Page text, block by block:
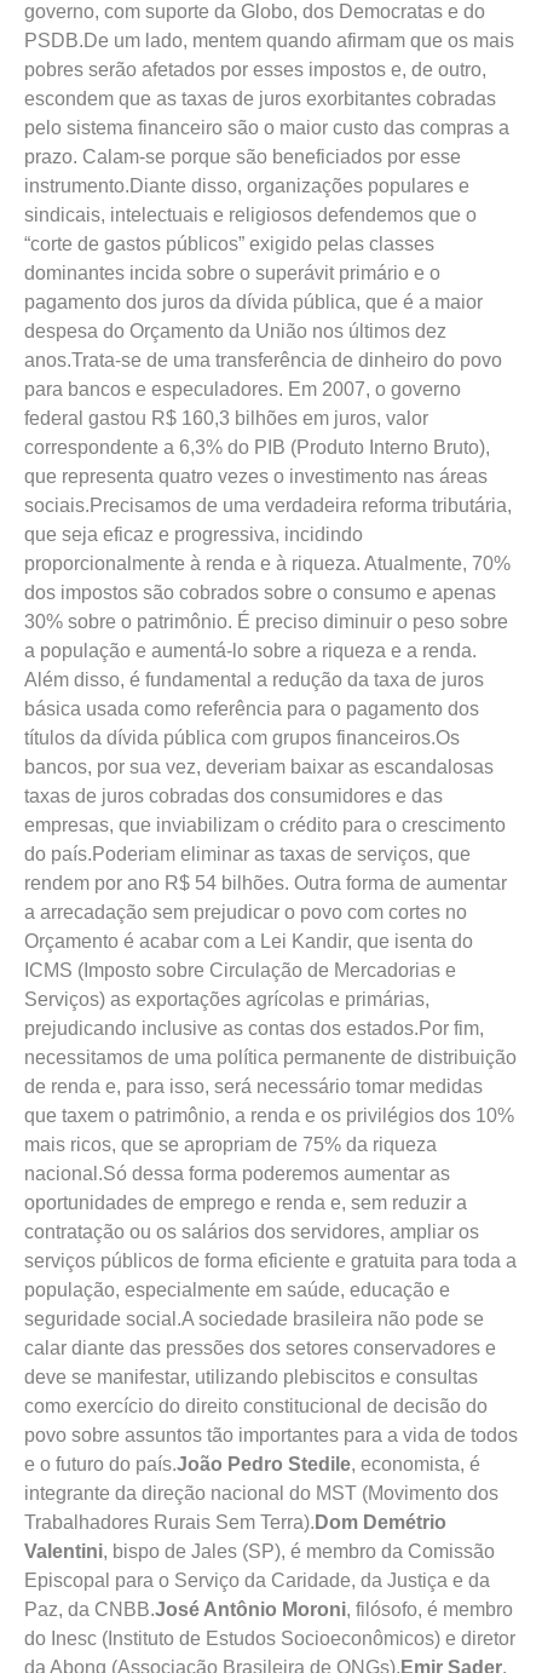
governo, com suporte da Globo, dos Democratas e do
PSDB.De um lado, mentem quando afirmam que os mais
pobres serão afetados por esses impostos e, de outro,
escondem que as taxas de juros exorbitantes cobradas
pelo sistema financeiro são o maior custo das compras a
prazo. Calam-se porque são beneficiados por esse
instrumento.Diante disso, organizações populares e
sindicais, intelectuais e religiosos defendemos que o
“corte de gastos públicos” exigido pelas classes
dominantes incida sobre o superávit primário e o
pagamento dos juros da dívida pública, que é a maior
despesa do Orçamento da União nos últimos dez
anos.Trata-se de uma transferência de dinheiro do povo
para bancos e especuladores. Em 2007, o governo
federal gastou R$ 160,3 bilhões em juros, valor
correspondente a 6,3% do PIB (Produto Interno Bruto),
que representa quatro vezes o investimento nas áreas
sociais.Precisamos de uma verdadeira reforma tributária,
que seja eficaz e progressiva, incidindo
proporcionalmente à renda e à riqueza. Atualmente, 70%
dos impostos são cobrados sobre o consumo e apenas
30% sobre o patrimônio. É preciso diminuir o peso sobre
a população e aumentá-lo sobre a riqueza e a renda.
Além disso, é fundamental a redução da taxa de juros
básica usada como referência para o pagamento dos
títulos da dívida pública com grupos financeiros.Os
bancos, por sua vez, deveriam baixar as escandalosas
taxas de juros cobradas dos consumidores e das
empresas, que inviabilizam o crédito para o crescimento
do país.Poderiam eliminar as taxas de serviços, que
rendem por ano R$ 54 bilhões. Outra forma de aumentar
a arrecadação sem prejudicar o povo com cortes no
Orçamento é acabar com a Lei Kandir, que isenta do
ICMS (Imposto sobre Circulação de Mercadorias e
Serviços) as exportações agrícolas e primárias,
prejudicando inclusive as contas dos estados.Por fim,
necessitamos de uma política permanente de distribuição
de renda e, para isso, será necessário tomar medidas
que taxem o patrimônio, a renda e os privilégios dos 10%
mais ricos, que se apropriam de 75% da riqueza
nacional.Só dessa forma poderemos aumentar as
oportunidades de emprego e renda e, sem reduzir a
contratação ou os salários dos servidores, ampliar os
serviços públicos de forma eficiente e gratuita para toda a
população, especialmente em saúde, educação e
seguridade social.A sociedade brasileira não pode se
calar diante das pressões dos setores conservadores e
deve se manifestar, utilizando plebiscitos e consultas
como exercício do direito constitucional de decisão do
povo sobre assuntos tão importantes para a vida de todos
e o futuro do país.João Pedro Stedile, economista, é
integrante da direção nacional do MST (Movimento dos
Trabalhadores Rurais Sem Terra). Dom Demétrio
Valentini, bispo de Jales (SP), é membro da Comissão
Episcopal para o Serviço da Caridade, da Justiça e da
Paz, da CNBB.José Antônio Moroni, filósofo, é membro
do Inesc (Instituto de Estudos Socioeconômicos) e diretor
da Abong (Associação Brasileira de ONGs). Emir Sader,